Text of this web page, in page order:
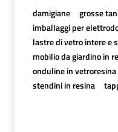
damigiane
grosse
imballaggi per
lastre di vetro intere e
mobilio da giardino in
onduline in vetroresina
stendini in resina